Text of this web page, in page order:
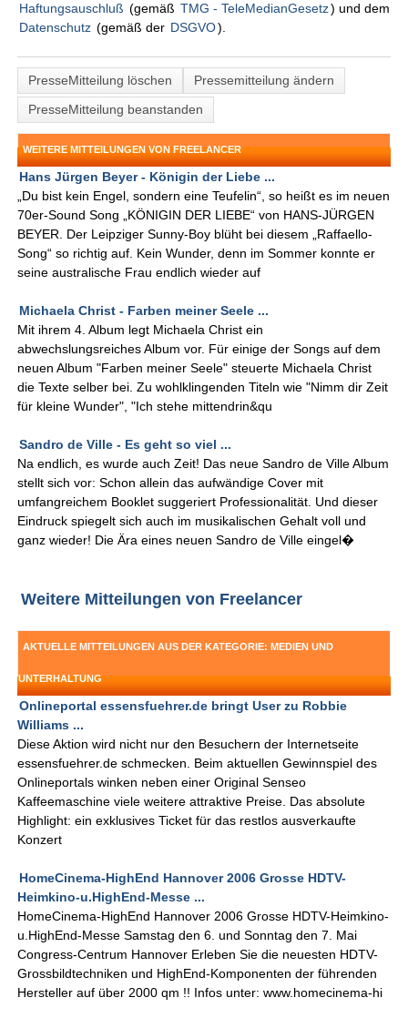
Haftungsauschluß (gemäß TMG - TeleMedianGesetz) und dem
Datenschutz (gemäß der DSGVO).
PresseMitteilung löschen
Pressemitteilung ändern
PresseMitteilung beanstanden
WEITERE MITTEILUNGEN VON FREELANCER
Hans Jürgen Beyer - Königin der Liebe ...
„Du bist kein Engel, sondern eine Teufelin“, so heißt es im neuen
70er-Sound Song „KÖNIGIN DER LIEBE“ von HANS-JÜRGEN
BEYER. Der Leipziger Sunny-Boy blüht bei diesem „Raffaello-
Song“ so richtig auf. Kein Wunder, denn im Sommer konnte er
seine australische Frau endlich wieder auf
Michaela Christ - Farben meiner Seele ...
Mit ihrem 4. Album legt Michaela Christ ein
abwechslungsreiches Album vor. Für einige der Songs auf dem
neuen Album "Farben meiner Seele" steuerte Michaela Christ
die Texte selber bei. Zu wohlklingenden Titeln wie "Nimm dir Zeit
für kleine Wunder", "Ich stehe mittendrin&qu
Sandro de Ville - Es geht so viel ...
Na endlich, es wurde auch Zeit! Das neue Sandro de Ville Album
stellt sich vor: Schon allein das aufwändige Cover mit
umfangreichem Booklet suggeriert Professionalität. Und dieser
Eindruck spiegelt sich auch im musikalischen Gehalt voll und
ganz wieder! Die Ära eines neuen Sandro de Ville eingel�
Weitere Mitteilungen von Freelancer
AKTUELLE MITTEILUNGEN AUS DER KATEGORIE: MEDIEN UND
UNTERHALTUNG
Onlineportal essensfuehrer.de bringt User zu Robbie
Williams ...
Diese Aktion wird nicht nur den Besuchern der Internetseite
essensfuehrer.de schmecken. Beim aktuellen Gewinnspiel des
Onlineportals winken neben einer Original Senseo
Kaffeemaschine viele weitere attraktive Preise. Das absolute
Highlight: ein exklusives Ticket für das restlos ausverkaufte
Konzert
HomeCinema-HighEnd Hannover 2006 Grosse HDTV-
Heimkino-u.HighEnd-Messe ...
HomeCinema-HighEnd Hannover 2006 Grosse HDTV-Heimkino-
u.HighEnd-Messe Samstag den 6. und Sonntag den 7. Mai
Congress-Centrum Hannover Erleben Sie die neuesten HDTV-
Grossbildtechniken und HighEnd-Komponenten der führenden
Hersteller auf über 2000 qm !! Infos unter: www.homecinema-hi